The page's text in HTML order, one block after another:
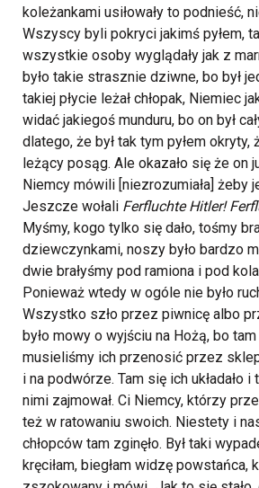
koleżankami usiłowały to podnieść,
Wszyscy byli pokryci jakimś pyłem,
wszystkie osoby wyglądały jak z
było takie strasznie dziwne, bo był
takiej płycie leżał chłopak, Niemiec
widać jakiegoś munduru, bo on był
dlatego, że był tak tym pyłem okryty,
leżący posąg. Ale okazało się że on
Niemcy mówili [niezrozumiała] żeby
Jeszcze wołali Ferfluchte Hitler!
Myśmy, kogo tylko się dało, tośmy
dziewczynkami, noszy było bardzo
dwie brałyśmy pod ramiona i pod
Ponieważ wtedy w ogóle nie było
Wszystko szło przez piwnicę albo
było mowy o wyjściu na Hożą, bo tam
musieliśmy ich przenosić przez
i na podwórze. Tam się ich układało
nimi zajmował. Ci Niemcy, którzy
też w ratowaniu swoich. Niestety i
chłopców tam zginęło. Był taki
kręciłam, biegłam widzę powstańca,